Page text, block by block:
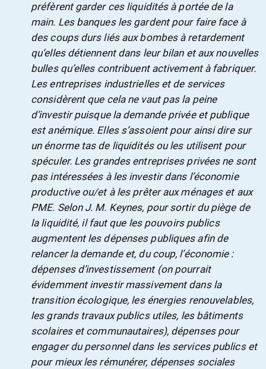
préfèrent garder ces liquidités à portée de la
main. Les banques les gardent pour faire face à
des coups durs liés aux bombes à retardement
qu’elles détiennent dans leur bilan et aux nouvelles
bulles qu’elles contribuent activement à fabriquer.
Les entreprises industrielles et de services
considèrent que cela ne vaut pas la peine
d’investir puisque la demande privée et publique
est anémique. Elles s’assoient pour ainsi dire sur
un énorme tas de liquidités ou les utilisent pour
spéculer. Les grandes entreprises privées ne sont
pas intéressées à les investir dans l’économie
productive ou/et à les prêter aux ménages et aux
PME. Selon J. M. Keynes, pour sortir du piège de
la liquidité, il faut que les pouvoirs publics
augmentent les dépenses publiques afin de
relancer la demande et, du coup, l’économie :
dépenses d’investissement (on pourrait
évidemment investir massivement dans la
transition écologique, les énergies renouvelables,
les grands travaux publics utiles, les bâtiments
scolaires et communautaires), dépenses pour
engager du personnel dans les services publics et
pour mieux les rémunérer, dépenses sociales